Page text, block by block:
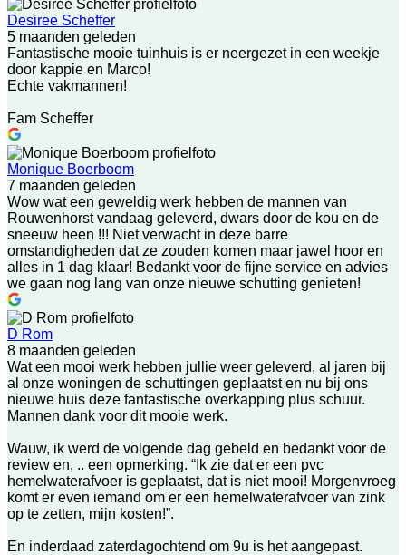
Desiree Scheffer
5 maanden geleden
Fantastische mooie tuinhuis is er neergezet in een weekje
door kappie en Marco!
Echte vakmannen!
Fam Scheffer
Monique Boerboom
7 maanden geleden
Wow wat een geweldig werk hebben de mannen van
Rouwenhorst vandaag geleverd, dwars door de kou en de
sneeuw heen !!! Niet verwacht in deze barre
omstandigheden dat ze zouden komen maar jawel hoor en
alles in 1 dag klaar! Bedankt voor de fijne service en advies
we gaan nog lang van onze nieuwe schutting genieten!
D Rom
8 maanden geleden
Wat een mooi werk hebben jullie weer geleverd, al jaren bij
al onze woningen de schuttingen geplaatst en nu bij ons
nieuwe huis deze fantastische overkapping plus schuur.
Mannen dank voor dit mooie werk.
Wauw, ik werd de volgende dag gebeld en bedankt voor de
review en, .. een opmerking. “Ik zie dat er een pvc
hemelwaterafvoer is geplaatst, dat is niet mooi! Morgenvroeg
komt er even iemand om er een hemelwaterafvoer van zink
op te zetten, mijn kosten!”.
En inderdaad zaterdagochtend om 9u is het aangepast.